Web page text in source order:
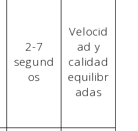
2-7
segund
os
Velocid
ad y
calidad
equilibr
adas